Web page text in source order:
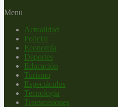
Menu
Actualidad
Policial
Economía
Deportes
Educación
Turismo
Espectáculos
Tecnología
Transmisiones